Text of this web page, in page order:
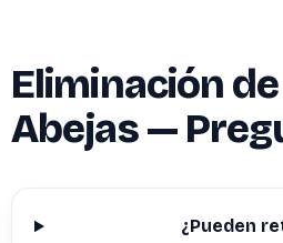
Eliminación
Abejas —
¿Pueden